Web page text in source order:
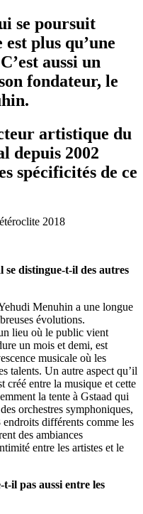
se poursuit
plus qu’une
aussi un
fondateur, le
artistique du
depuis 2002
spécificités de ce
distingue-t-il des autres
Menuhin a une longue
évolutions.
lieu où le public vient
un mois et demi, est
musicale où les
talents. Un autre aspect qu’il
créé entre la musique et cette
la tente à Gstaad qui
orchestres symphoniques,
endroits différents comme les
des ambiances
entre les artistes et le
t-il pas aussi entre les